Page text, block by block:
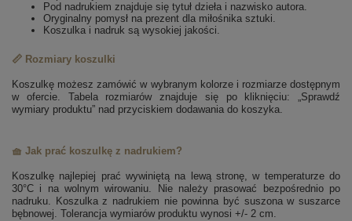
Pod nadrukiem znajduje się tytuł dzieła i nazwisko autora.
Oryginalny pomysł na prezent dla miłośnika sztuki.
Koszulka i nadruk są wysokiej jakości.
📏 Rozmiary koszulki
Koszulkę możesz zamówić w wybranym kolorze i rozmiarze dostępnym
w ofercie. Tabela rozmiarów znajduje się po kliknięciu: „Sprawdź
wymiary produktu” nad przyciskiem dodawania do koszyka.
🧺 Jak prać koszulkę z nadrukiem?
Koszulkę najlepiej prać wywiniętą na lewą stronę, w temperaturze do
30°C i na wolnym wirowaniu. Nie należy prasować bezpośrednio po
nadruku. Koszulka z nadrukiem nie powinna być suszona w suszarce
bębnowej. Tolerancja wymiarów produktu wynosi +/- 2 cm.